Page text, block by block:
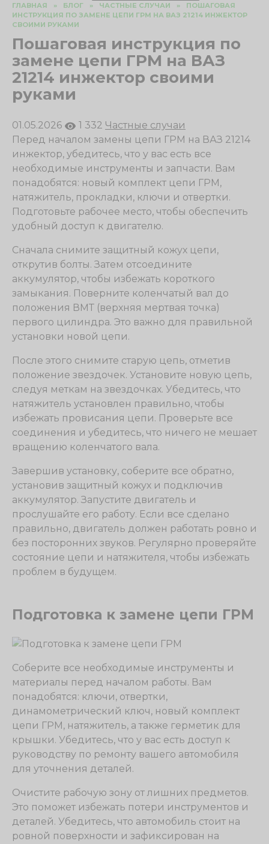
ГЛАВНАЯ » БЛОГ » ЧАСТНЫЕ СЛУЧАИ »
ПОШАГОВАЯ
ИНСТРУКЦИЯ ПО ЗАМЕНЕ ЦЕПИ ГРМ НА ВАЗ 21214 ИНЖЕКТОР
СВОИМИ РУКАМИ
Пошаговая инструкция по
замене цепи ГРМ на ВАЗ
21214 инжектор своими
руками
01.05.2026 1 332 Частные случаи
Перед началом замены цепи ГРМ на ВАЗ 21214
инжектор, убедитесь, что у вас есть все
необходимые инструменты и запчасти. Вам
понадобятся: новый комплект цепи ГРМ,
натяжитель, прокладки, ключи и отвертки.
Подготовьте рабочее место, чтобы обеспечить
удобный доступ к двигателю.
Сначала снимите защитный кожух цепи,
открутив болты. Затем отсоедините
аккумулятор, чтобы избежать короткого
замыкания. Поверните коленчатый вал до
положения ВМТ (верхняя мертвая точка)
первого цилиндра. Это важно для правильной
установки новой цепи.
После этого снимите старую цепь, отметив
положение звездочек. Установите новую цепь,
следуя меткам на звездочках. Убедитесь, что
натяжитель установлен правильно, чтобы
избежать провисания цепи. Проверьте все
соединения и убедитесь, что ничего не мешает
вращению коленчатого вала.
Завершив установку, соберите все обратно,
установив защитный кожух и подключив
аккумулятор. Запустите двигатель и
прослушайте его работу. Если все сделано
правильно, двигатель должен работать ровно и
без посторонних звуков. Регулярно проверяйте
состояние цепи и натяжителя, чтобы избежать
проблем в будущем.
Подготовка к замене цепи ГРМ
Соберите все необходимые инструменты и
материалы перед началом работы. Вам
понадобятся: ключи, отвертки,
динамометрический ключ, новый комплект
цепи ГРМ, натяжитель, а также герметик для
крышки. Убедитесь, что у вас есть доступ к
руководству по ремонту вашего автомобиля
для уточнения деталей.
Очистите рабочую зону от лишних предметов.
Это поможет избежать потери инструментов и
деталей. Убедитесь, что автомобиль стоит на
ровной поверхности и зафиксирован на